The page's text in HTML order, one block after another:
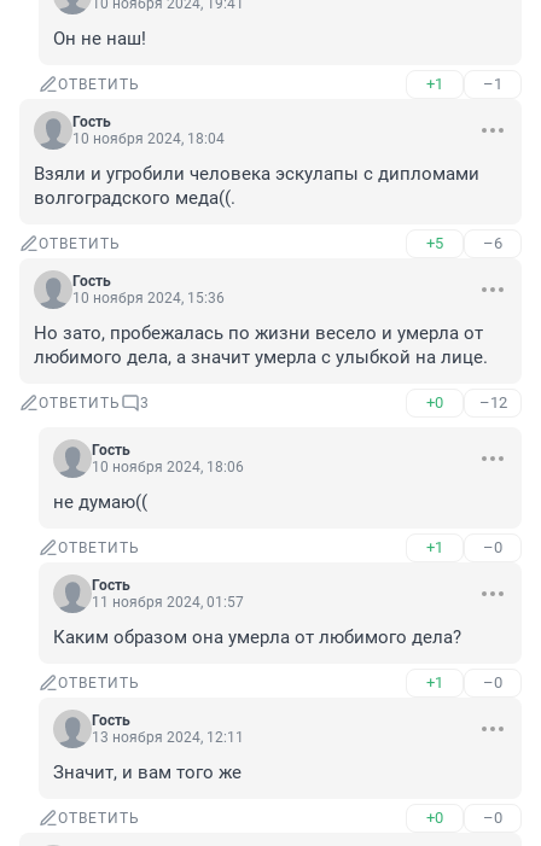
10 ноября 2024, 19:41
Он не наш!
ОТВЕТИТЬ +1 –1
Гость
10 ноября 2024, 18:04
Взяли и угробили человека эскулапы с дипломами
волгоградского меда((.
ОТВЕТИТЬ +5 –6
Гость
10 ноября 2024, 15:36
Но зато, пробежалась по жизни весело и умерла от
любимого дела, а значит умерла с улыбкой на лице.
ОТВЕТИТЬ 3 +0 –12
Гость
10 ноября 2024, 18:06
не думаю((
ОТВЕТИТЬ +1 –0
Гость
11 ноября 2024, 01:57
Каким образом она умерла от любимого дела?
ОТВЕТИТЬ +1 –0
Гость
13 ноября 2024, 12:11
Значит, и вам того же
ОТВЕТИТЬ +0 –0